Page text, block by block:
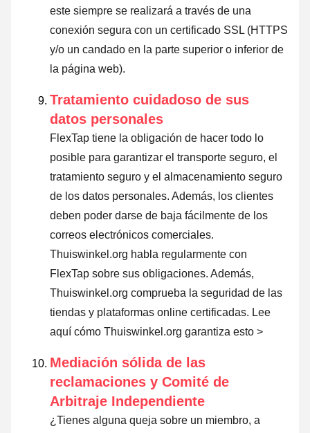
este siempre se realizará a través de una
conexión segura con un certificado SSL (HTTPS
y/o un candado en la parte superior o inferior de
la página web).
Tratamiento cuidadoso de sus
datos personales
FlexTap tiene la obligación de hacer todo lo
posible para garantizar el transporte seguro, el
tratamiento seguro y el almacenamiento seguro
de los datos personales. Además, los clientes
deben poder darse de baja fácilmente de los
correos electrónicos comerciales.
Thuiswinkel.org habla regularmente con
FlexTap sobre sus obligaciones. Además,
Thuiswinkel.org comprueba la seguridad de las
tiendas y plataformas online certificadas. Lee
aquí cómo Thuiswinkel.org garantiza esto >
Mediación sólida de las
reclamaciones y Comité de
Arbitraje Independiente
¿Tienes alguna queja sobre un miembro, a